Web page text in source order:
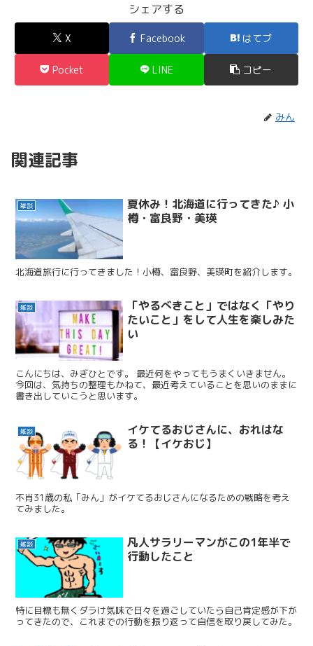
シェアする
X Facebook はてブ
Pocket LINE コピー
みん
関連記事
雑談
夏休み！北海道に行ってきた♪ 小
樽・富良野・美瑛
北海道旅行に行ってきました！小樽、富良野、美瑛町を紹介します。
雑談
「やるべきこと」ではなく「やり
たいこと」をして人生を楽しみた
い
こんにちは、みぎひとです。 最近何をやってもうまくいきません。
今回は、気持ちの整理もかねて、最近考えていることを思いのままに
書き出していこうと思います。
雑談
イケてるおじさんに、おれはな
る！【イケおじ】
不肖31歳の私「みん」がイケてるおじさんになるための戦略を考え
てみました。
雑談
凡人サラリーマンがこの1年半で
行動したこと
特に目標も無くダラけ気味で日々を過ごしていたら自己肯定感が下が
ってきたので、これまでの行動を振り返って自信を取り戻してみた。